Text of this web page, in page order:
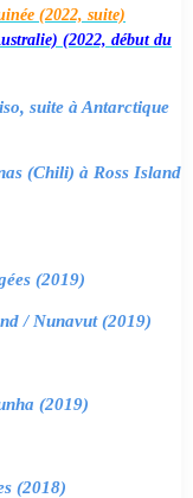
(2022, suite)
(2022, début du
suite à Antarctique
(Chili) à Ross Island
(2019)
/ Nunavut (2019)
(2019)
(2018)